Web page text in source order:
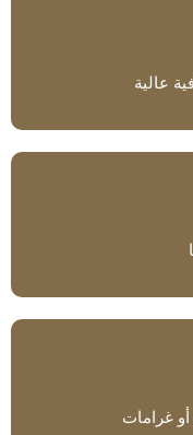
عالية
أو غرامات